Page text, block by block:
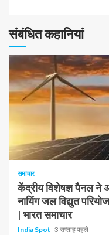
रहे
हैं
संबंधित कहानियां
1 न्यूनतम पढ़ा
समाचार
केंद्रीय विशेषज्ञ पैनल ने
नायिंग जल विद्युत
| भारत समाचार
India Spot 3 सप्ताह पहले